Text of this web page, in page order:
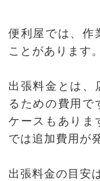
便利屋では、作
ことがあります。
出張料金とは、
るための費用で
ケースもありま
では追加費用が
出張料金の目安